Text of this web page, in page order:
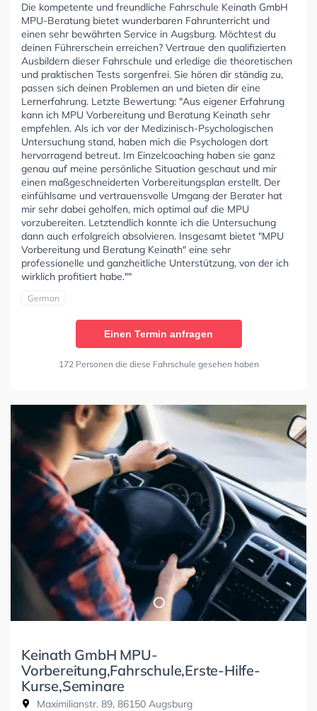
Die kompetente und freundliche Fahrschule Keinath GmbH
MPU-Beratung bietet wunderbaren Fahrunterricht und
einen sehr bewährten Service in Augsburg. Möchtest du
deinen Führerschein erreichen? Vertraue den qualifizierten
Ausbildern dieser Fahrschule und erledige die theoretischen
und praktischen Tests sorgenfrei. Sie hören dir ständig zu,
passen sich deinen Problemen an und bieten dir eine
Lernerfahrung. Letzte Bewertung: "Aus eigener Erfahrung
kann ich MPU Vorbereitung und Beratung Keinath sehr
empfehlen. Als ich vor der Medizinisch-Psychologischen
Untersuchung stand, haben mich die Psychologen dort
hervorragend betreut. Im Einzelcoaching haben sie ganz
genau auf meine persönliche Situation geschaut und mir
einen maßgeschneiderten Vorbereitungsplan erstellt. Der
einfühlsame und vertrauensvolle Umgang der Berater hat
mir sehr dabei geholfen, mich optimal auf die MPU
vorzubereiten. Letztendlich konnte ich die Untersuchung
dann auch erfolgreich absolvieren. Insgesamt bietet "MPU
Vorbereitung und Beratung Keinath" eine sehr
professionelle und ganzheitliche Unterstützung, von der ich
wirklich profitiert habe.""
German
Einen Termin anfragen
172 Personen die diese Fahrschule gesehen haben
Keinath GmbH MPU-
Vorbereitung,Fahrschule,Erste-Hilfe-
Kurse,Seminare
Maximilianstr. 89, 86150 Augsburg